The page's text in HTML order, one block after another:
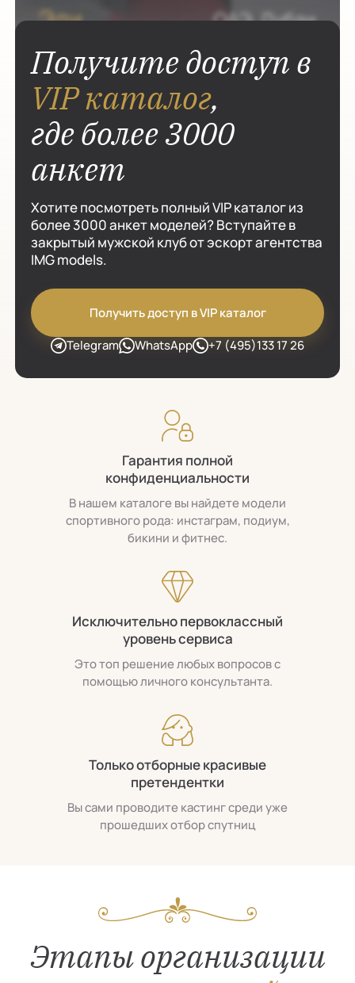
Получите доступ в
VIP каталог,
где более 3000
анкет
Хотите посмотреть полный VIP каталог из
более 3000 анкет моделей? Вступайте в
закрытый мужской клуб от эскорт агентства
IMG models.
Получить доступ в VIP каталог
Telegram
WhatsApp +7 (495)133 17 26
Гарантия полной
конфиденциальности
В нашем каталоге вы найдете модели
спортивного рода: инстаграм, подиум,
бикини и фитнес.
Исключительно первоклассный
уровень сервиса
Это топ решение любых вопросов с
помощью личного консультанта.
Только отборные красивые
претендентки
Вы сами проводите кастинг среди уже
прошедших отбор спутниц
Этапы организации